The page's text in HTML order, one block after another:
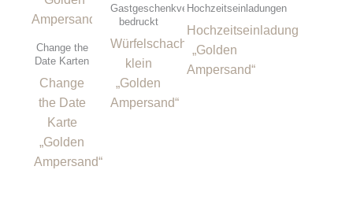
Change the
Date Karten
Change
the Date
Karte
„Golden
Ampersand“
Gastgeschenkverpackungen
bedruckt
Würfelschachtel
klein
„Golden
Ampersand“
Hochzeitseinladungen
Hochzeitseinladung
„Golden
Ampersand“